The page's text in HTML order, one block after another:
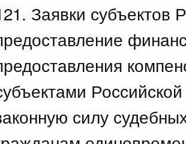
Заявки субъектов
силу